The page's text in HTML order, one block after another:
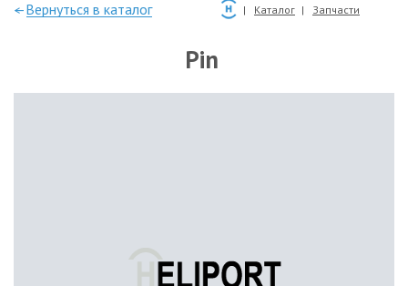
—Вернуться в каталог Каталог Запчасти
Pin